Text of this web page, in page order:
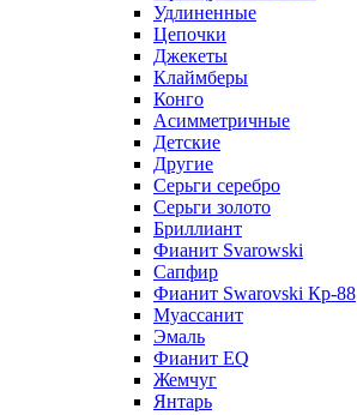
Удлиненные
Цепочки
Джекеты
Клаймберы
Конго
Асимметричные
Детские
Другие
Серьги серебро
Серьги золото
Бриллиант
Фианит Svarowski
Сапфир
Фианит Swarovski Кр-88
Муассанит
Эмаль
Фианит EQ
Жемчуг
Янтарь